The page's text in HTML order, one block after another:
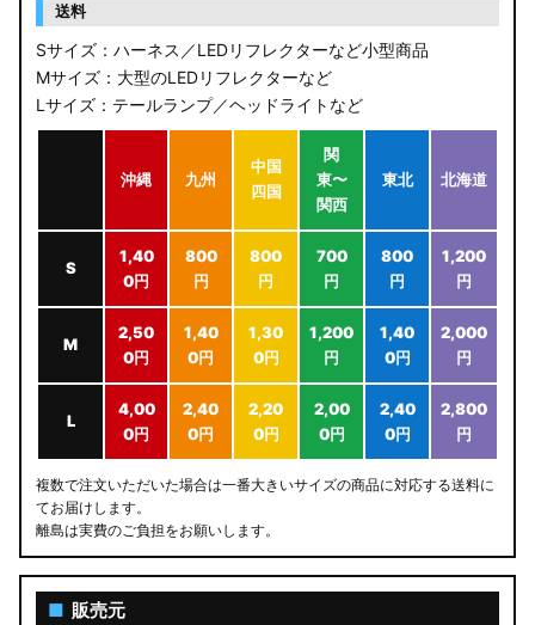
送料
Sサイズ：ハーネス／LEDリフレクターなど小型商品
Mサイズ：大型のLEDリフレクターなど
Lサイズ：テールランプ／ヘッドライトなど
沖縄 九州
中国
四国
関
東〜
関西
東北 北海道
S
1,40
0円
800
円
800
円
700
円
800
円
1,200
円
M
2,50
0円
1,40
0円
1,30
0円
1,200
円
1,40
0円
2,000
円
L
4,00
0円
2,40
0円
2,20
0円
2,00
0円
2,40
0円
2,800
円
複数で注文いただいた場合は一番大きいサイズの商品に対応する送料に
てお届けします。
離島は実費のご負担をお願いします。
■ 販売元